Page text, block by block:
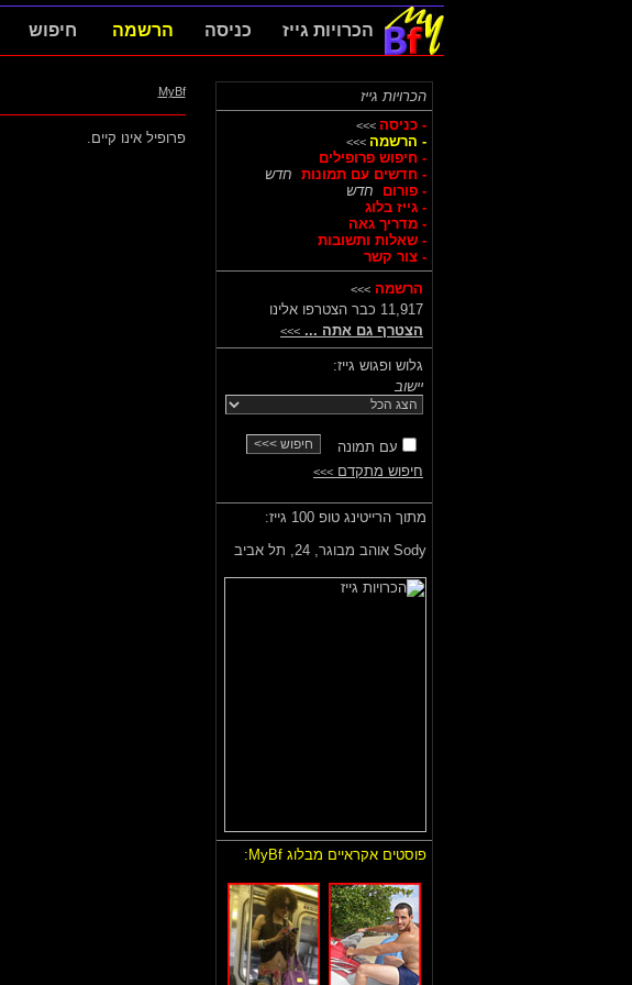
הכרויות גייז כניסה הרשמה חיפוש
הכרויות גייז
- כניסה >>>
- הרשמה >>>
- חיפוש פרופילים
- חדשים עם תמונות חדש
- פורום
חדש
- גייז בלוג
- מדריך גאה
- שאלות ותשובות
- צור קשר
הרשמה >>>
11,917 כבר הצטרפו אלינו
הצטרף גם אתה ... >>>
גלוש ופגוש גייז:
יישוב
עם תמונה
חיפוש מתקדם >>>
מתוך הרייטינג טופ 100 גייז:
Sody אוהב מבוגר,
24, תל אביב
פוסטים אקראיים מבלוג MyBf:
MyBf
פרופיל אינו קיים.